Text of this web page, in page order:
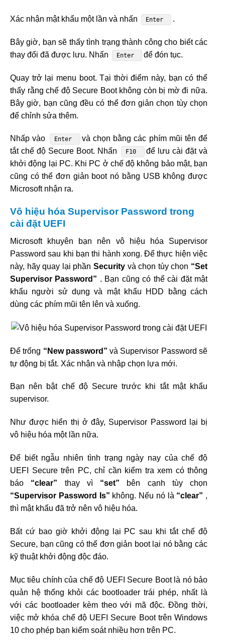
Xác nhận mật khẩu một lần và nhấn Enter .
Bây giờ, bạn sẽ thấy tình trạng thành công cho biết các
thay đổi đã được lưu. Nhấn
Enter để đón tục.
Quay trở lại menu boot. Tại thời điểm này, bạn có thể
thấy rằng chế độ Secure Boot không còn bị mờ đi nữa.
Bây giờ, bạn cũng đều có thể đơn giản chọn tùy chọn
để chỉnh sửa thêm.
Nhấp vào Enter
và chọn bằng các phím mũi tên để
tắt chế độ Secure Boot. Nhấn
F10
để lưu cài đặt và
khởi động lại PC. Khi PC ở chế độ không bảo mật, bạn
cũng có thể đơn giản boot nó bằng USB không được
Microsoft nhận ra.
Vô hiệu hóa Supervisor Password trong
cài đặt UEFI
Microsoft khuyên bạn nên vô hiệu hóa Supervisor
Password sau khi bạn thi hành xong. Để thực hiện việc
này, hãy quay lại phần Security và chọn tùy chọn “Set
Supervisor Password” . Bạn cũng có thể cài đặt mật
khẩu người sử dụng và mật khẩu HDD bằng cách
dùng các phím mũi tên lên và xuống.
Để trống “New password”và Supervisor Password sẽ
tự động bị tắt. Xác nhận và nhập chọn lựa mới.
Bạn nên bật chế độ Secure trước khi tắt mật khẩu
supervisor.
Như được hiển thị ở đây, Supervisor Password lại bị
vô hiệu hóa một lần nữa.
Để biết ngẫu nhiên tình trạng ngày nay của chế độ
UEFI Secure trên PC, chỉ cần kiểm tra xem có thông
báo “clear” thay vì “set”
bên cạnh tùy chọn
“Supervisor Password Is” không. Nếu nó là “clear” ,
thì mật khẩu đã trở nên vô hiệu hóa.
Bất cứ bao giờ khởi động lại PC sau khi tắt chế độ
Secure, bạn cũng có thể đơn giản boot lại nó bằng các
kỹ thuật khởi động độc đáo.
Mục tiêu chính của chế độ UEFI Secure Boot là nó bảo
quản hệ thống khỏi các bootloader trái phép, nhất là
với các bootloader kèm theo với mã độc. Đồng thời,
việc mở khóa chế độ UEFI Secure Boot trên Windows
10 cho phép bạn kiểm soát nhiều hơn trên PC.